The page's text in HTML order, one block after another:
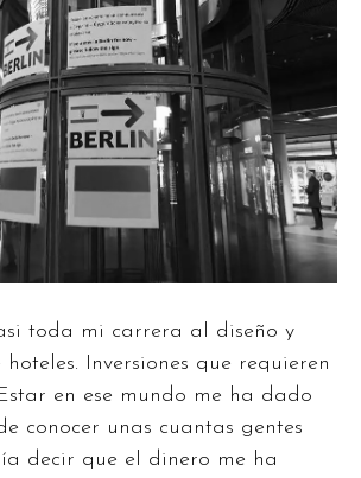
toda mi carrera al diseño y
Inversiones que requieren
en ese mundo me ha dado
conocer unas cuantas gentes
decir que el dinero me ha